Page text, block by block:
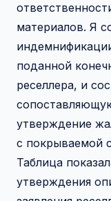
материалов. Я
поданной
реселлера, и
утверждение
с покрываемой
Таблица
утверждения